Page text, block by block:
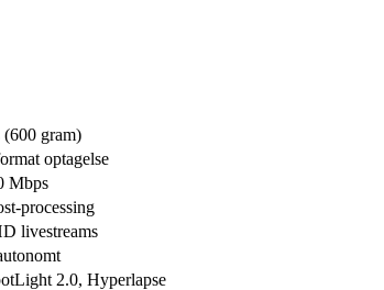
gram)
optagelse
Mbps
processing
livestreams
2.0, Hyperlapse